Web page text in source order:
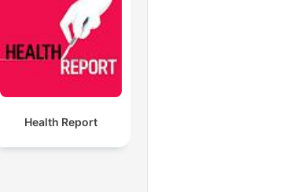
Health Report